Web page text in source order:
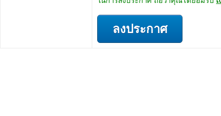
ลงประกาศ